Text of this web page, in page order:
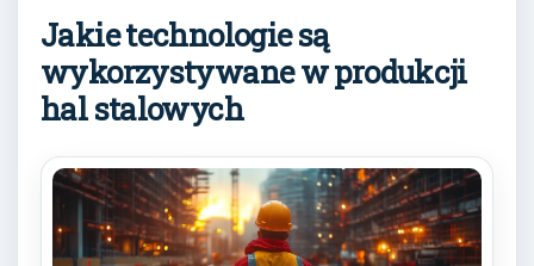
Jakie technologie są
wykorzystywane w produkcji
hal stalowych